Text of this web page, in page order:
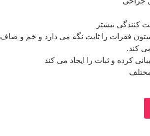
كنندگی بيشتر
ستون فقرات را ثابت نگه می دارد و خم و صاف
كند.
كرده و ثبات را ايجاد می كند